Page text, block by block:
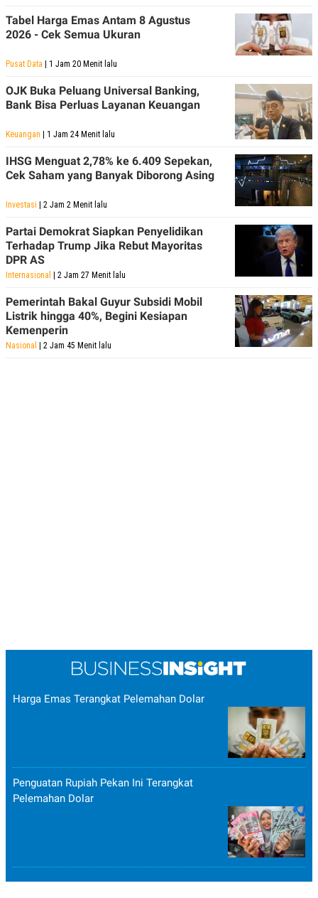
Tabel Harga Emas Antam 8 Agustus
2026 - Cek Semua Ukuran
Pusat Data | 1 Jam 20 Menit lalu
OJK Buka Peluang Universal Banking,
Bank Bisa Perluas Layanan Keuangan
Keuangan | 1 Jam 24 Menit lalu
IHSG Menguat 2,78% ke 6.409 Sepekan,
Cek Saham yang Banyak Diborong Asing
Investasi | 2 Jam 2 Menit lalu
Partai Demokrat Siapkan Penyelidikan
Terhadap Trump Jika Rebut Mayoritas
DPR AS
Internasional | 2 Jam 27 Menit lalu
Pemerintah Bakal Guyur Subsidi Mobil
Listrik hingga 40%, Begini Kesiapan
Kemenperin
Nasional | 2 Jam 45 Menit lalu
Harga Emas Terangkat Pelemahan Dolar
Penguatan Rupiah Pekan Ini Terangkat
Pelemahan Dolar